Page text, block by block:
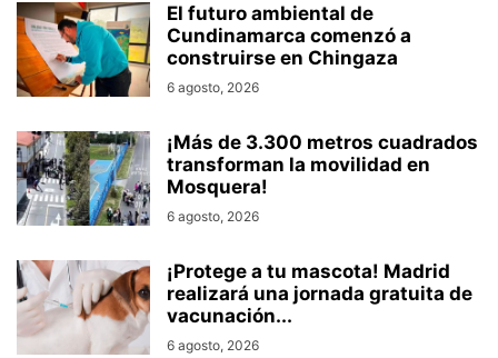
El futuro ambiental de
Cundinamarca comenzó a
construirse en Chingaza
6 agosto, 2026
¡Más de 3.300 metros cuadrados
transforman la movilidad en
Mosquera!
6 agosto, 2026
¡Protege a tu mascota! Madrid
realizará una jornada gratuita de
vacunación...
6 agosto, 2026